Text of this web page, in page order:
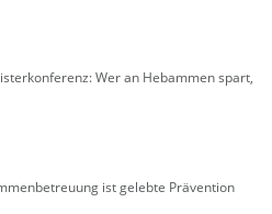
Wer an Heb­am­men spart,
ist ge­leb­te Prä­ven­ti­on